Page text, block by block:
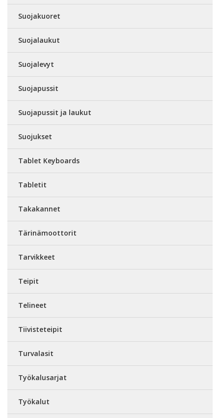
Suojakuoret
Suojalaukut
Suojalevyt
Suojapussit
Suojapussit ja laukut
Suojukset
Tablet Keyboards
Tabletit
Takakannet
Tärinämoottorit
Tarvikkeet
Teipit
Telineet
Tiivisteteipit
Turvalasit
Työkalusarjat
Työkalut